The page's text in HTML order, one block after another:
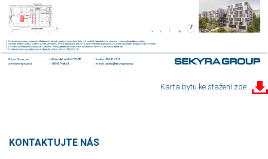
Karta bytu ke stažení zde
KONTAKTUJTE NÁS